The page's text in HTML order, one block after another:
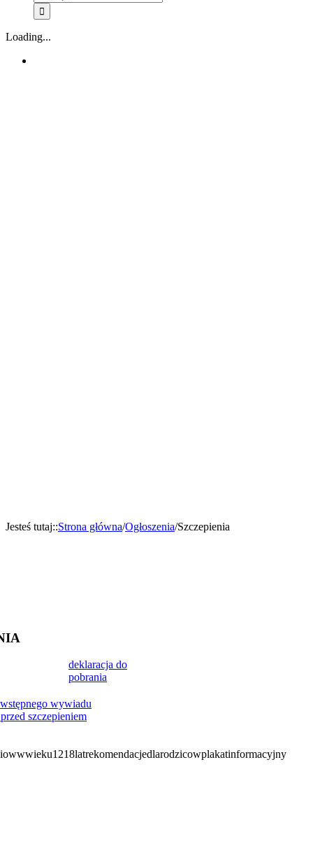
Loading...
Jesteś tutaj::Strona główna/Ogłoszenia/Szczepienia
deklaracja do
pobrania
wywiadu
szczepieniem